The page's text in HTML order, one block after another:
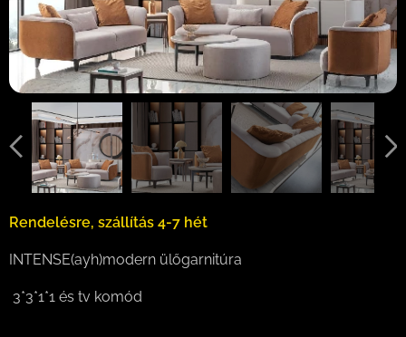
Rendelésre, szállítás 4-7 hét
INTENSE(ayh)modern ülőgarnitúra
3*3*1*1 és tv komód